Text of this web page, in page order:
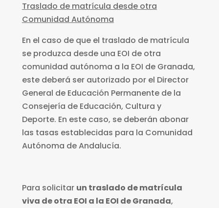
Traslado de matrícula desde otra
Comunidad Autónoma
En el caso de que el traslado de matrícula
se produzca desde una EOI de otra
comunidad autónoma a la EOI de Granada,
este deberá ser autorizado por el Director
General de Educación Permanente de la
Consejería de Educación, Cultura y
Deporte. En este caso, se deberán abonar
las tasas establecidas para la Comunidad
Autónoma de Andalucía.
Para solicitar un traslado de matrícula
viva de otra EOI a la EOI de Granada,